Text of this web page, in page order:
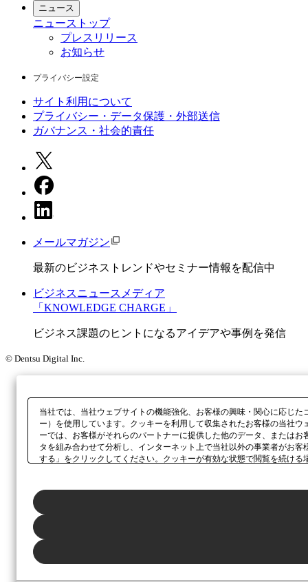
ニュース
ニュース トップ
プレスリリース
お知らせ
プライバシー設定
サイト利用について
プライバシー・データ保護・外部送信
ガバナンス・社会的責任
メールマガジン
最新のビジネストレンドやセミナー情報を配信中
ビジネスニュースメディア
「KNOWLEDGE CHARGE」
ビジネス課題のヒントになるアイデアや事例を発信
© Dentsu Digital Inc.
当社では、当社ウェブサイトの機能強化、お客様の興味・関心に応じ
ー）を使用しています。クッキーを利用して収集されたお客様の当社
ーでは、お客様がそれらのパートナーに提供した他のデータ、または
タを組み合わせて分析し、インターネット上で当社以外の事業者がお
する」をクリックしてください。クッキーが有効な状態で閲覧を続け